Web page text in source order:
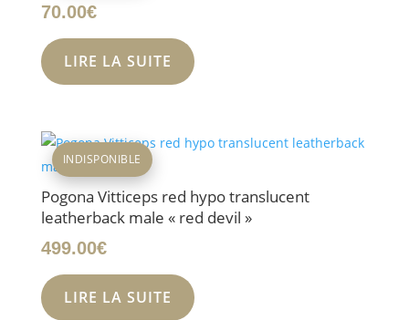
70.00€
LIRE LA SUITE
Pogona Vitticeps red hypo translucent
leatherback male « red devil »
499.00€
INDISPONIBLE
LIRE LA SUITE